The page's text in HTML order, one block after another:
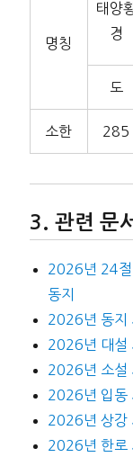
명칭
태양
경
도
소한 285
관련 문
2026년 24절
동지
2026년 동지
2026년 대설
2026년 소설
2026년 입동
2026년 상강
2026년 한로